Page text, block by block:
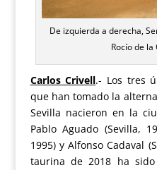
De izquierda a derecha,
Rocío de
Carlos Crivell.- Los tres
que han tomado la
Sevilla nacieron en la
Pablo Aguado (Sevilla,
1995) y Alfonso Cadaval
taurina de 2018 ha